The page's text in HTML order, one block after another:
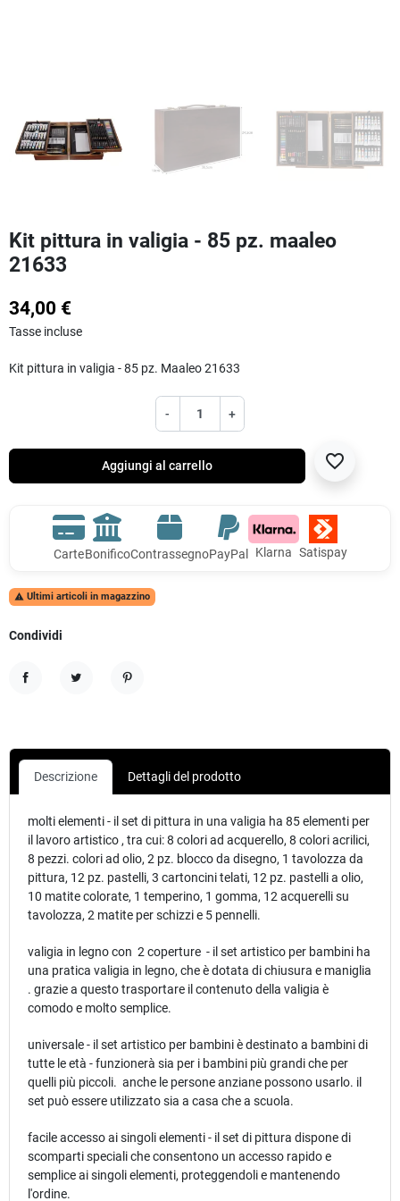
Kit pittura in valigia - 85 pz. maaleo
21633
34,00 €
Tasse incluse
Kit pittura in valigia - 85 pz. Maaleo 21633
- +
Aggiungi al carrello favorite_border
CarteBonificoContrassegnoPayPal Klarna Satispay
 Ultimi articoli in magazzino
Condividi
Descrizione Dettagli del prodotto
molti elementi - il set di pittura in una valigia ha 85 elementi per
il lavoro artistico , tra cui: 8 colori ad acquerello, 8 colori acrilici,
8 pezzi. colori ad olio, 2 pz. blocco da disegno, 1 tavolozza da
pittura, 12 pz. pastelli, 3 cartoncini telati, 12 pz. pastelli a olio,
10 matite colorate, 1 temperino, 1 gomma, 12 acquerelli su
tavolozza, 2 matite per schizzi e 5 pennelli.
valigia in legno con 2 coperture - il set artistico per bambini ha
una pratica valigia in legno, che è dotata di chiusura e maniglia
. grazie a questo trasportare il contenuto della valigia è
comodo e molto semplice.
universale - il set artistico per bambini è destinato a bambini di
tutte le età - funzionerà sia per i bambini più grandi che per
quelli più piccoli. anche le persone anziane possono usarlo. il
set può essere utilizzato sia a casa che a scuola.
facile accesso ai singoli elementi - il set di pittura dispone di
scomparti speciali che consentono un accesso rapido e
semplice ai singoli elementi, proteggendoli e mantenendo
l'ordine.